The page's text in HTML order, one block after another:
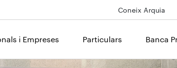
Coneix Arquia
i Empreses Particulars Banca